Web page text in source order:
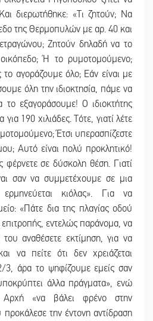
διερωτήθηκε: «Τι ζητούν; Να
της Θερμοπυλών με αρ. 40 και
Ζητούν δηλαδή να το
Ή το ρυμοτομούμενο;
αγοράζουμε όλο; Εάν είναι με
όλη την ιδιοκτησία, πάμε να
εξαγοράσουμε! Ο ιδιοκτήτης
190 χιλιάδες. Τότε, γιατί λέτε
Έτσι υπερασπίζεστε
Αυτό είναι πολύ προκλητικό!
φέρνετε σε δύσκολη θέση. Γιατί
σαν να συμμετέχουμε σε μια
κιόλας». Για να
«Πάτε δια της πλαγίας οδού
εντελώς παράνομα, να
του αναθέσετε εκτίμηση, για να
να πείτε ότι δεν χρειάζεται
3, άρα το ψηφίζουμε εμείς σαν
άλλα πράγματα», ενώ
Αρχή «να βάλει φρένο στην
την έντονη αντίδραση